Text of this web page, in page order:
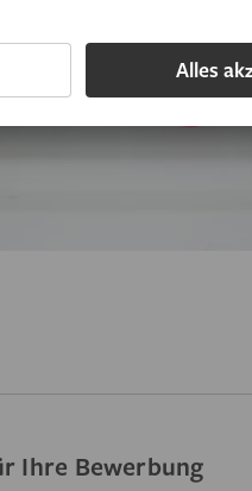
Ihre Bewerbung